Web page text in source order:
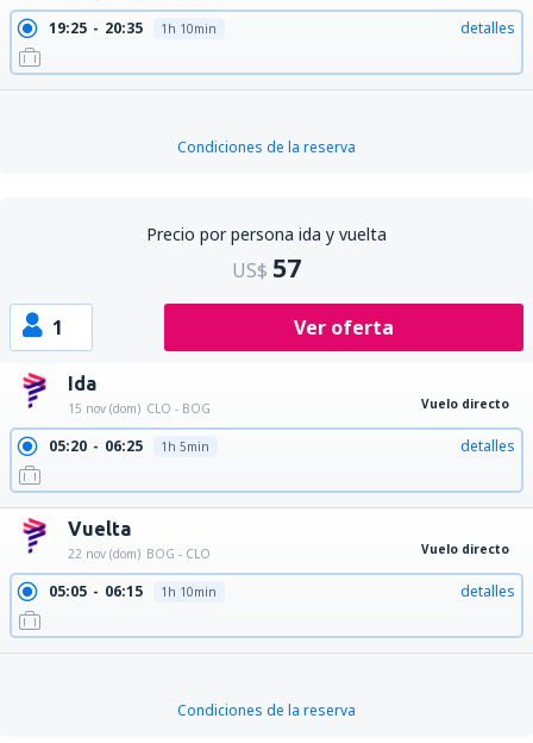
19:25 20:35 1h 10min detalles
Condiciones de la reserva
Precio por persona ida y vuelta
US$ 57
1 Ver oferta
Ida
15 nov (dom) CLO - BOG Vuelo directo
05:20 06:25 1h 5min detalles
Vuelta
22 nov (dom) BOG - CLO Vuelo directo
05:05 06:15 1h 10min detalles
Condiciones de la reserva